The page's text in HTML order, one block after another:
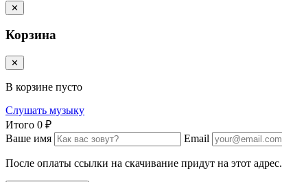
✕
Корзина
✕
В корзине пусто
Слушать музыку
Итого 0 ₽
Ваше имя
Email
После оплаты ссылки на скачивание придут на этот адрес.